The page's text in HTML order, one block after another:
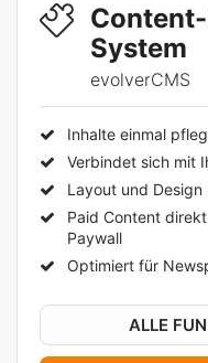
System
evolverCMS
Inhalte einmal
Verbindet sich mit
Layout und
Paid Content
Paywall
Optimiert für
ALLE